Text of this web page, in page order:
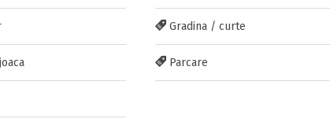
Gradina / curte
Parcare